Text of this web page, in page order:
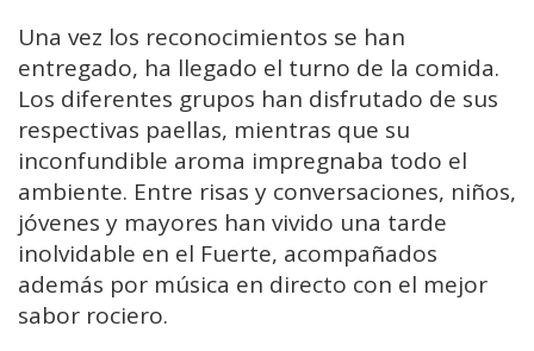
Una vez los reconocimientos se han
entregado, ha llegado el turno de la comida.
Los diferentes grupos han disfrutado de sus
respectivas paellas, mientras que su
inconfundible aroma impregnaba todo el
ambiente. Entre risas y conversaciones, niños,
jóvenes y mayores han vivido una tarde
inolvidable en el Fuerte, acompañados
además por música en directo con el mejor
sabor rociero.